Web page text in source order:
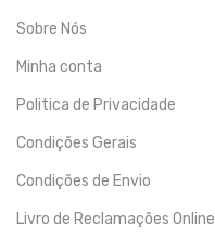
Sobre Nós
Minha conta
Politica de Privacidade
Condições Gerais
Condições de Envio
Livro de Reclamações Online